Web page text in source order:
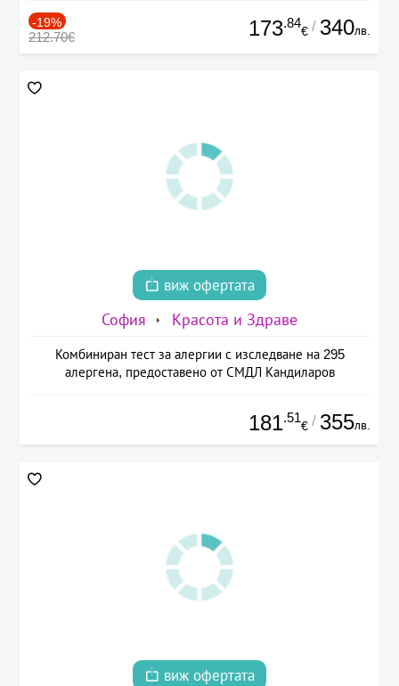
-19%
212.70€ 173.84
€ / 340лв.
виж офертата
София Красота и Здраве
Комбиниран тест за алергии с изследване на 295
алергена, предоставено от СМДЛ Кандиларов
181.51
€ / 355лв.
виж офертата